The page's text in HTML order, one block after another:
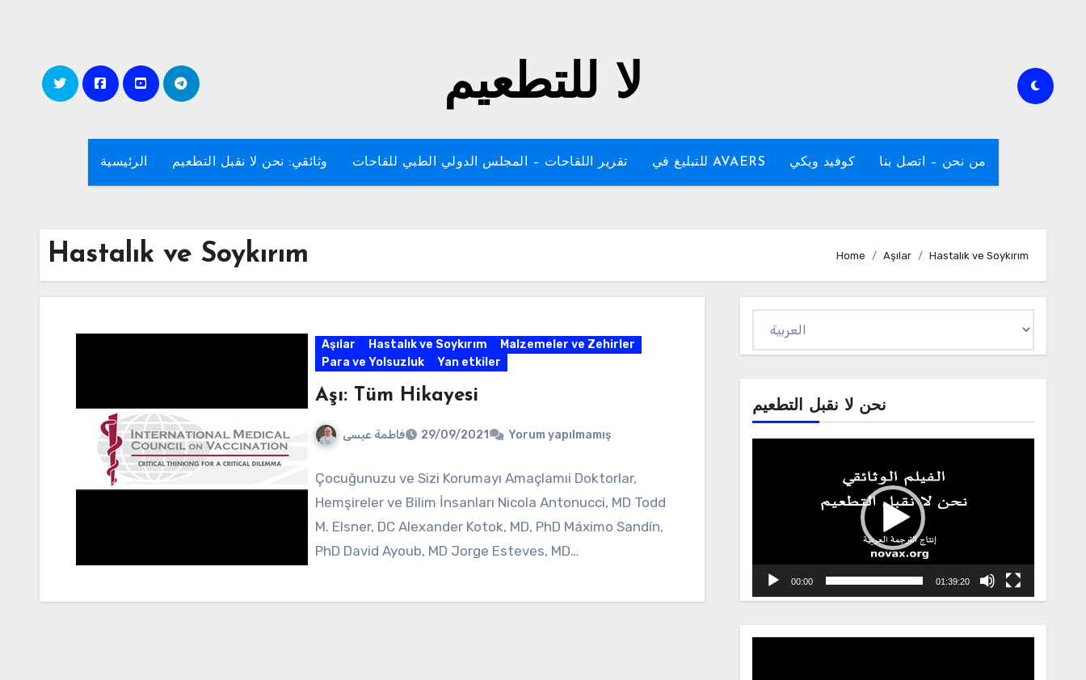
لا للتطعيم
الرئيسية وثائقي: نحن لا نقبل التطعيم تقرير اللقاحات – المجلس الدولي الطبي للقاحات للتبليغ في AVAERS كوفيد ويكي من نحن – اتصل بنا
Hastalık ve Soykırım Home Aşılar Hastalık ve Soykırım
Aşılar Hastalık ve Soykırım
Malzemeler ve Zehirler
Para ve Yolsuzluk
Yan etkiler
Aşı: Tüm Hikayesi
فاطمة عيسى 29/09/2021 Yorum yapılmamış
Çocuğunuzu ve Sizi Korumayı Amaçlamıi Doktorlar,
Hemşireler ve Bilim İnsanları Nicola Antonucci, MD Todd
M. Elsner, DC Alexander Kotok, MD, PhD Máximo Sandín,
PhD David Ayoub, MD Jorge Esteves, MD…
نحن لا نقبل التطعيم
00:00 01:39:20